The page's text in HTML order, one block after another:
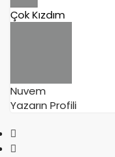
Çok Kızdım
Nuvem
Yazarın Profili